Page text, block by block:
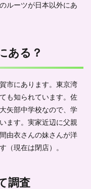
ルーツが日本以外にあ
ある？
市にあります。東京湾
も知られています。佐
矢部中学校なので、学
ます。実家近辺に父親
由衣さんの妹さんが洋
（現在は閉店）。
調査